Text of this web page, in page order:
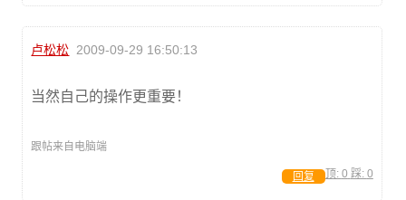
卢松松 2009-09-29 16:50:13
当然自己的操作更重要！
跟帖来自电脑端
顶: 0 踩: 0
回复